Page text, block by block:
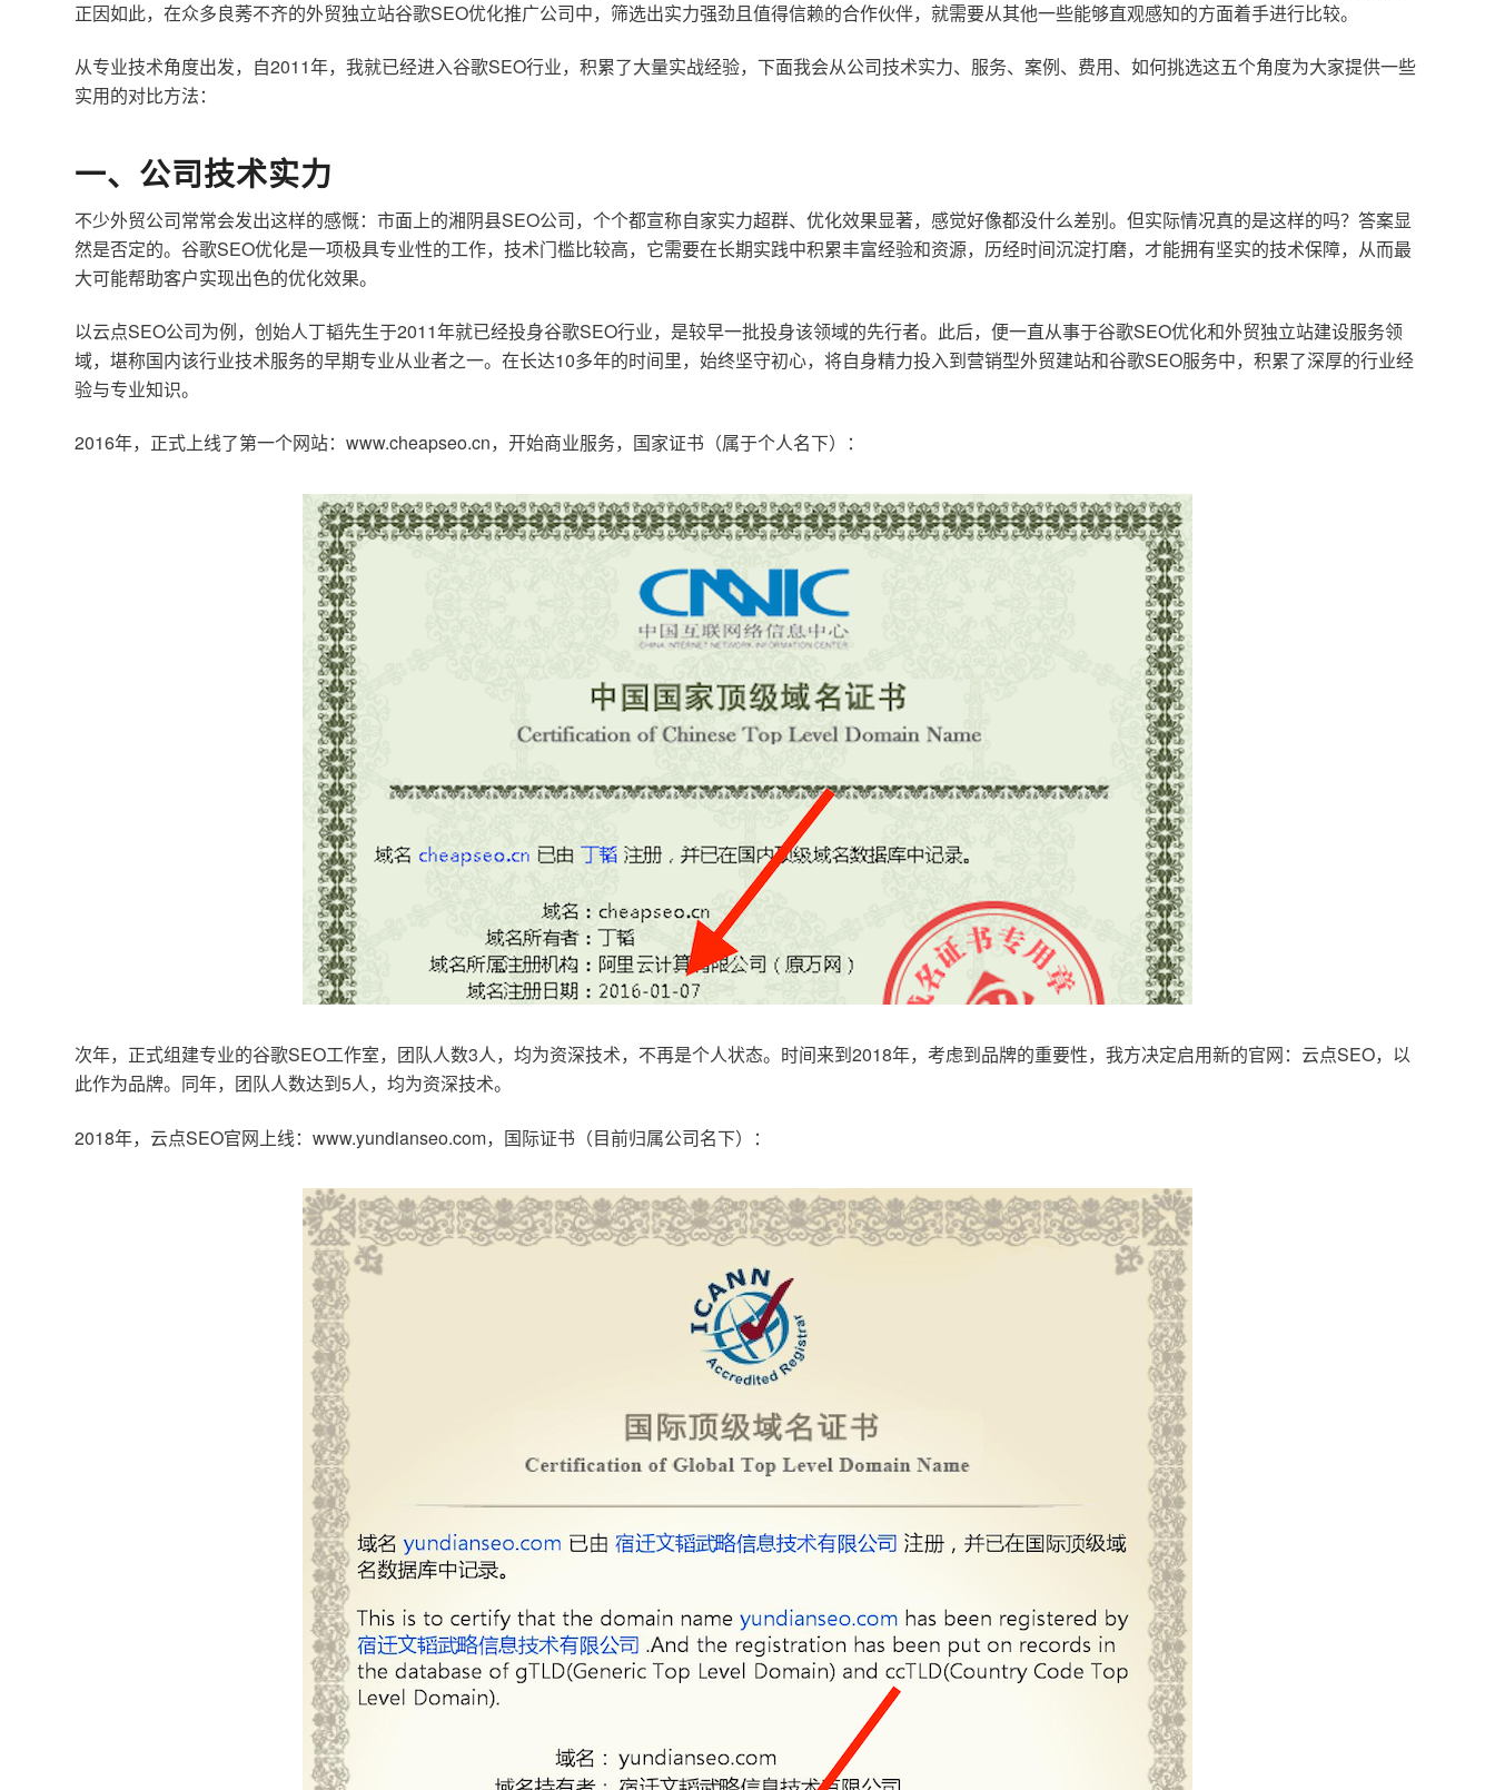
正因如此，在众多良莠不齐的外贸独立站谷歌SEO优化推广公司中，筛选出实力强劲且值得信赖的合作伙伴，就需要从其他一些能够直观感知的方面着手进行比较。
从专业技术角度出发，自2011年，我就已经进入谷歌SEO行业，积累了大量实战经验，下面我会从公司技术实力、服务、案例、费用、如何挑选这五个角度为大家提供一些
实用的对比方法：
一、公司技术实力
不少外贸公司常常会发出这样的感慨：市面上的湘阴县SEO公司，个个都宣称自家实力超群、优化效果显著，感觉好像都没什么差别。但实际情况真的是这样的吗？答案显
然是否定的。谷歌SEO优化是一项极具专业性的工作，技术门槛比较高，它需要在长期实践中积累丰富经验和资源，历经时间沉淀打磨，才能拥有坚实的技术保障，从而最
大可能帮助客户实现出色的优化效果。
以云点SEO公司为例，创始人丁韬先生于2011年就已经投身谷歌SEO行业，是较早一批投身该领域的先行者。此后，便一直从事于谷歌SEO优化和外贸独立站建设服务领
域，堪称国内该行业技术服务的早期专业从业者之一。在长达10多年的时间里，始终坚守初心，将自身精力投入到营销型外贸建站和谷歌SEO服务中，积累了深厚的行业经
验与专业知识。
2016年，正式上线了第一个网站：www.cheapseo.cn，开始商业服务，国家证书（属于个人名下）：
次年，正式组建专业的谷歌SEO工作室，团队人数3人，均为资深技术，不再是个人状态。时间来到2018年，考虑到品牌的重要性，我方决定启用新的官网：云点SEO，以
此作为品牌。同年，团队人数达到5人，均为资深技术。
2018年，云点SEO官网上线：www.yundianseo.com，国际证书（目前归属公司名下）：